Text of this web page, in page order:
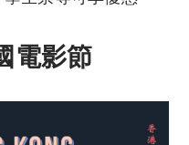
電影節